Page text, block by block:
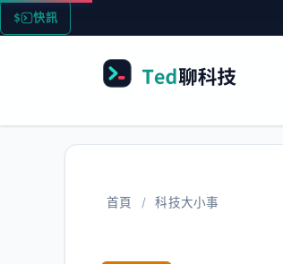
跳
至
快訊
首頁 / 科技大小事